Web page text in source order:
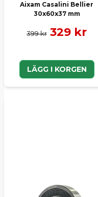
Aixam Casalini Bellier
30x60x37 mm
399 kr 329 kr
LÄGG I KORGEN